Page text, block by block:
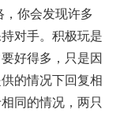
你会发现许多
对手。积极玩是
好得多，只是因
的情况下回复相
同的情况，两只